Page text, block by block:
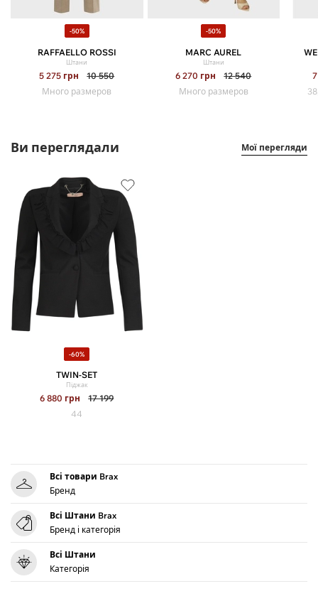
-50%
RAFFAELLO ROSSI
Штани
5 275 грн
10 550
Много размеров
-50%
MARC AUREL
Штани
6 270 грн
12 540
Много размеров
Ви переглядали Мої перегляди
-60%
TWIN-SET
Піджак
6 880 грн
17 199
44
Всі товари Brax
Бренд
Всі Штани Brax
Бренд і категорія
Всі Штани
Категорія